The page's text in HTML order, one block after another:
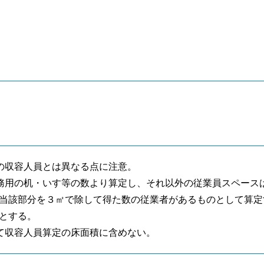
容人員とは異なる点に注意。
の机・いす等の数より算定し、それ以外の従業員スペー
該部分を３㎡で除して得た数の従業者があるものとして算
する。
容人員算定の床面積に含めない。